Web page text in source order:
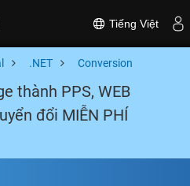
Tiếng Việt
.NET Conversion
thành PPS, WEB
đổi MIỄN PHÍ